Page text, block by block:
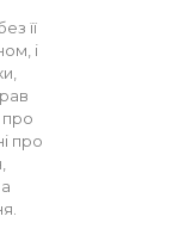
її
і
про
про